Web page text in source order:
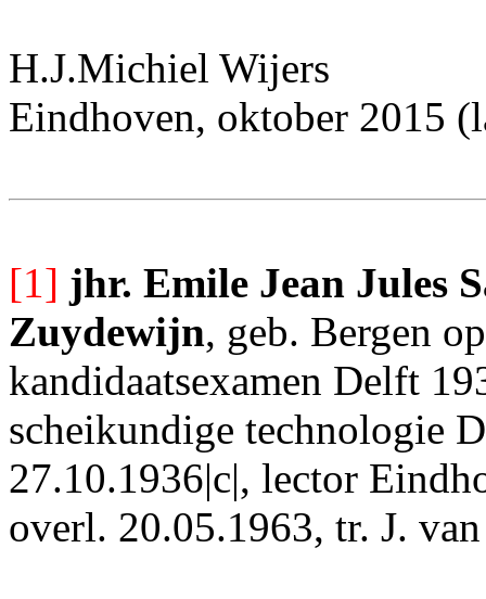
H.J.Michiel Wijers
Eindhoven, oktober 2015
[1] jhr. Emile Jean Jules
Zuydewijn, geb. Bergen
kandidaatsexamen Delft
scheikundige technologie
27.10.1936|c|, lector
overl. 20.05.1963, tr. J.